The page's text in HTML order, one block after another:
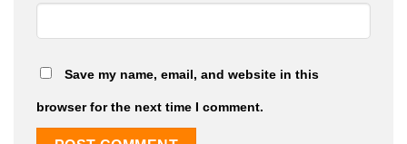
Save my name, email, and website in this
browser for the next time I comment.